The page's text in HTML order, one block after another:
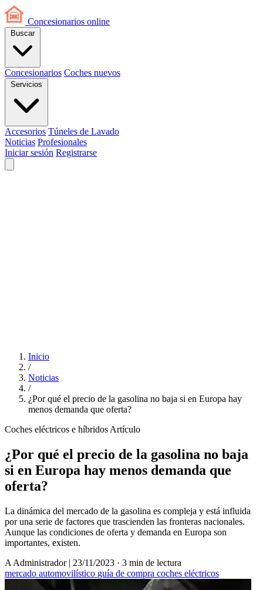
Concesionarios online
Buscar
Concesionarios Coches nuevos
Servicios
Accesorios Túneles de Lavado
Noticias Profesionales
Iniciar sesión Registrarse
Inicio
/
Noticias
/
¿Por qué el precio de la gasolina no baja si en Europa hay
menos demanda que oferta?
Coches eléctricos e híbridos Artículo
¿Por qué el precio de la gasolina no baja
si en Europa hay menos demanda que
oferta?
La dinámica del mercado de la gasolina es compleja y está influida
por una serie de factores que trascienden las fronteras nacionales.
Aunque las condiciones de oferta y demanda en Europa son
importantes, existen.
A Administrador | 23/11/2023 · 3 min de lectura
mercado automovilístico guía de compra coches eléctricos